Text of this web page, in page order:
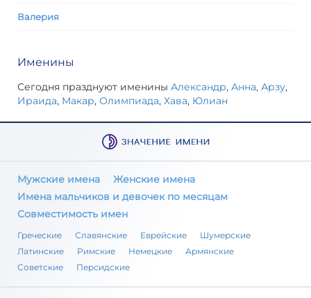
Валерия
Именины
Сегодня празднуют именины Александр, Анна, Арзу,
Ираида, Макар, Олимпиада, Хава, Юлиан
Мужские имена
Женские имена
Имена мальчиков и девочек по месяцам
Совместимость имен
Греческие Славянские Еврейские
Шумерские
Латинские
Римские Немецкие
Армянские
Советские
Персидские